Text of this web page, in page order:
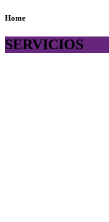
Home
SERVICIOS